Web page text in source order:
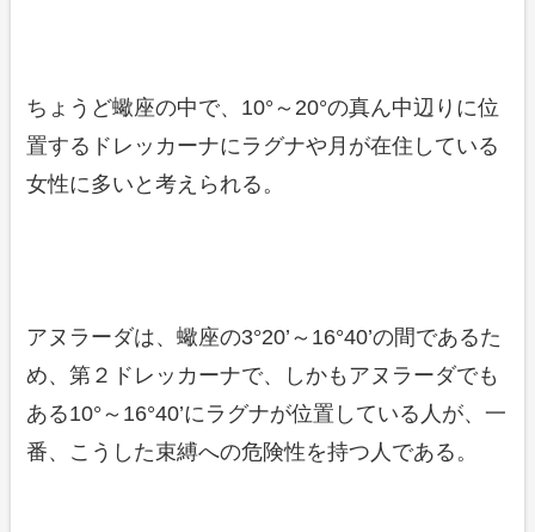
ちょうど蠍座の中で、10°～20°の真ん中辺りに位
置するドレッカーナにラグナや月が在住している
女性に多いと考えられる。
アヌラーダは、蠍座の3°20’～16°40’の間であるた
め、第２ドレッカーナで、しかもアヌラーダでも
ある10°～16°40’にラグナが位置している人が、一
番、こうした束縛への危険性を持つ人である。